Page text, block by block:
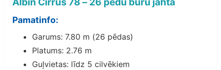
Pamatinfo:
Garums: 7.80 m (26 pēdas)
Platums: 2.76 m
Guļvietas: līdz 5 cilvēkiem